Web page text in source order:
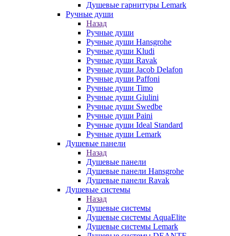
Душевые гарнитуры Lemark
Ручные души
Назад
Ручные души
Ручные души Hansgrohe
Ручные души Kludi
Ручные души Ravak
Ручные души Jacob Delafon
Ручные души Paffoni
Ручные души Timo
Ручные души Giulini
Ручные души Swedbe
Ручные души Paini
Ручные души Ideal Standard
Ручные души Lemark
Душевые панели
Назад
Душевые панели
Душевые панели Hansgrohe
Душевые панели Ravak
Душевые системы
Назад
Душевые системы
Душевые системы AquaElite
Душевые системы Lemark